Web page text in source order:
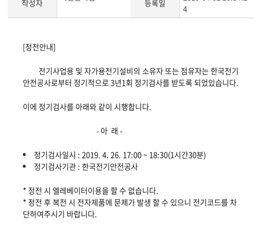
작성자 등록일
4
게
본
[정전안내]
전기사업용 및 자가용전기설비의 소유자 또는 점유자는 한국전기
안전공사로부터 정기적으로 3년1회 정기검사를 받도록 되었있습니다.
이에 정기검사를 아래와 같이 시행합니다.
- 아 래 -
정기검사일시 : 2019. 4. 26. 17:00 ~ 18:30(1시간30분)
정기검사기관 : 한국전기안전공사
* 정전 시 엘레베이터이용을 할 수 없습니다.
* 정전 후 복전 시 전자제품에 문제가 발생 할 수 있으니 전기코드를 차
단하여주시기 바랍니다.